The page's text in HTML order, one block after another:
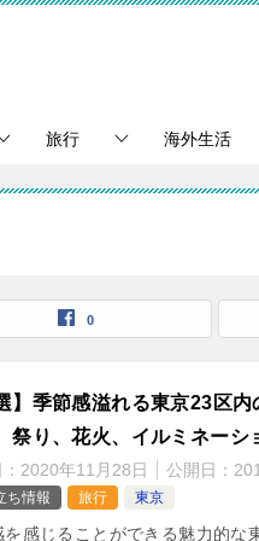
旅行 海外生活
0
】季節感溢れる東京23区
祭り、花火、イルミネーシ
2020年11月28日 公開日：
ち情報 旅行 東京
を感じることができる魅力的な